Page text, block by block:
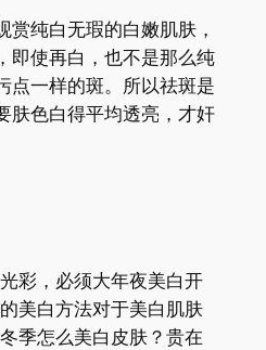
纯白无瑕的白嫩肌肤，
即使再白，也不是那么纯
点一样的斑。所以祛斑是
肤色白得平均透亮，才奸
彩，必须大年夜美白开
美白方法对于美白肌肤
季怎么美白皮肤？贵在